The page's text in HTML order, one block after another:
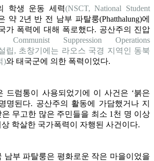
학생 운동 세력(NSCT, National Student
약 2년 반 전 남부 파탈룽(Phatthalung)에
가 폭력에 대해 폭로했다. 공산주의 진압
Communist Suppression Operations
립, 초창기에는 라오스 국경 지역인 동북
)와 태국군에 의한 폭력이었다.
드럼통이 사용되었기에 이 사건은 ‘붉은
명된다. 공산주의 활동에 가담했거나 지
무고한 많은 주민들을 최소 1천 명 이상
학살한 국가폭력이 자행된 사건이다.
남부 파탈룽은 평화로운 작은 마을이었을